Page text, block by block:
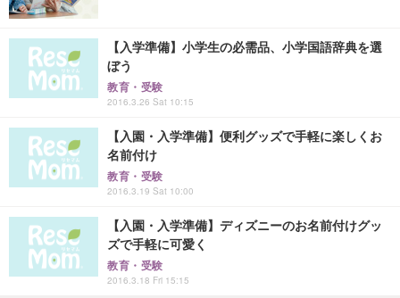
【入学準備】小学生の必需品、小学国語辞典を選
ぼう
教育・受験
2016.3.26 Sat 10:15
【入園・入学準備】便利グッズで手軽に楽しくお
名前付け
教育・受験
2016.3.19 Sat 10:00
【入園・入学準備】ディズニーのお名前付けグッ
ズで手軽に可愛く
教育・受験
2016.3.18 Fri 15:15